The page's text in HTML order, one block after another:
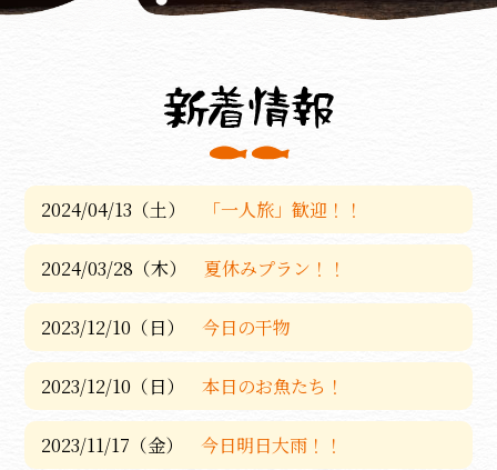
2024/04/13（土） 「一人旅」歓迎！！
2024/03/28（木）夏休みプラン！！
2023/12/10（日）今日の干物
2023/12/10（日）本日のお魚たち！
2023/11/17（金）今日明日大雨！！